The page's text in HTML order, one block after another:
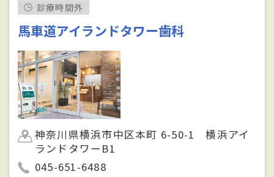
診療時間外
馬車道アイランドタワー歯科
神奈川県横浜市中区本町 6-50-1 横浜アイ
ランドタワーB1
045-651-6488